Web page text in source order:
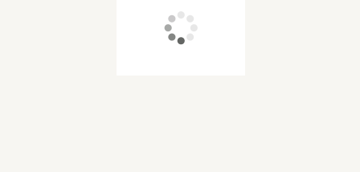
◆◇◆━━━━━━━━━━━━━━━━━━◆◇◆